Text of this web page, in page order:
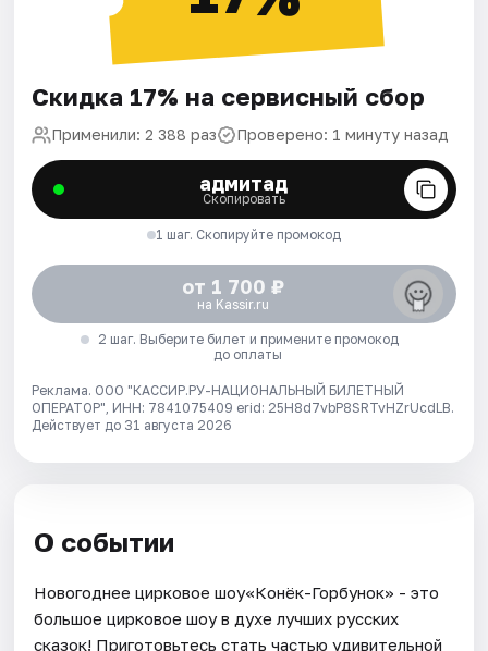
Скидка 17% на сервисный сбор
Применили: 2 388 раз Проверено: 1 минуту назад
адмитад
Скопировать
1 шаг. Скопируйте промокод
от 1 700 ₽
на Kassir.ru
2 шаг. Выберите билет и примените промокод
до оплаты
Реклама. ООО "КАССИР.РУ-НАЦИОНАЛЬНЫЙ БИЛЕТНЫЙ
ОПЕРАТОР", ИНН: 7841075409 erid: 25H8d7vbP8SRTvHZrUcdLB.
Действует до 31 августа 2026
О событии
Новогоднее цирковое шоу«Конёк-Горбунок» - это
большое цирковое шоу в духе лучших русских
сказок! Приготовьтесь стать частью удивительной